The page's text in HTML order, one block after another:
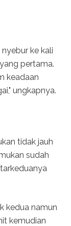
ke kali
pertama.
keadaan
ungkapnya.
tidak jauh
sudah
kedua namun
kemudian